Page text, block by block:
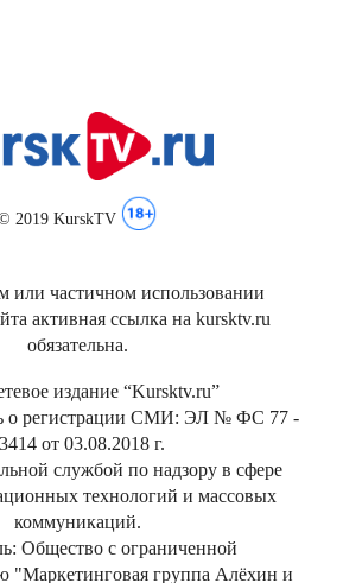
2019 KurskTV
частичном использовании
активная ссылка на kursktv.ru
обязательна.
издание “Kursktv.ru”
о регистрации СМИ: ЭЛ № ФС 77 -
от 03.08.2018 г.
службой по надзору в сфере
технологий и массовых
коммуникаций.
Общество с ограниченной
"Маркетинговая группа Алёхин и